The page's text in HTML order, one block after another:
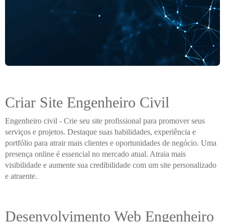
Criar Site Engenheiro Civil
Engenheiro civil - Crie seu site profissional para promover seus
serviços e projetos. Destaque suas habilidades, experiência e
portfólio para atrair mais clientes e oportunidades de negócio. Uma
presença online é essencial no mercado atual. Atraia mais
visibilidade e aumente sua credibilidade com um site personalizado
e atraente.
Desenvolvimento Web Engenheiro